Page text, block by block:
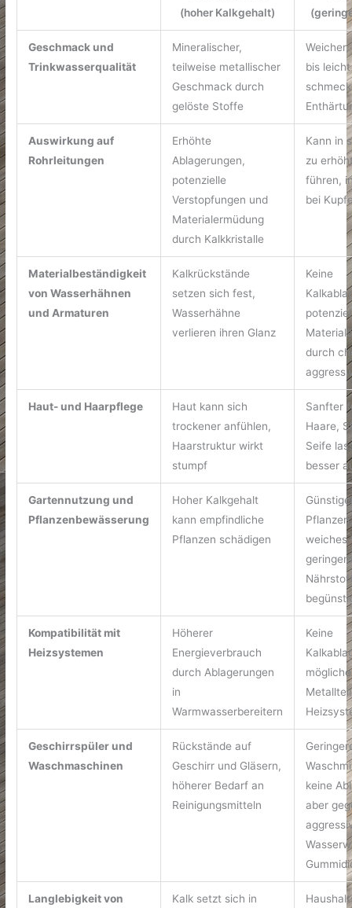
(hoher Kalkgehalt)
Geschmack und
Trinkwasserqualität
Mineralischer,
teilweise metallischer
Geschmack durch
gelöste Stoffe
bis
Auswirkung auf
Rohrleitungen
Erhöhte
Ablagerungen,
potenzielle
Verstopfungen und
Materialermüdung
durch Kalkkristalle
Kann in
zu
führen,
bei
Materialbeständigkeit
von Wasserhähnen
und Armaturen
Kalkrückstände
setzen sich fest,
Wasserhähne
verlieren ihren Glanz
Keine
durch
Haut- und Haarpflege
Haut kann sich
trockener anfühlen,
Haarstruktur wirkt
stumpf
Sanfter
Haare,
Seife
besser
Gartennutzung und
Pflanzenbewässerung
Hoher Kalkgehalt
kann empfindliche
Pflanzen schädigen
weiches
Kompatibilität mit
Heizsystemen
Höherer
Energieverbrauch
durch Ablagerungen
in
Warmwasserbereitern
Keine
Geschirrspüler und
Waschmaschinen
Rückstände auf
Geschirr und Gläsern,
höherer Bedarf an
Reinigungsmitteln
keine
aber
Langlebigkeit von Kalk setzt sich in